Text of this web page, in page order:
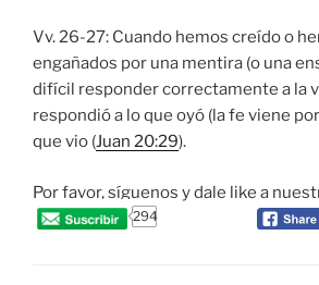
Vv. 26-27: Cuando hemos creído o
engañados por una mentira (o una
difícil responder correctamente a la
respondió a lo que oyó (la fe viene
que vio (Juan 20:29).
Por favor, síguenos y dale like a
294